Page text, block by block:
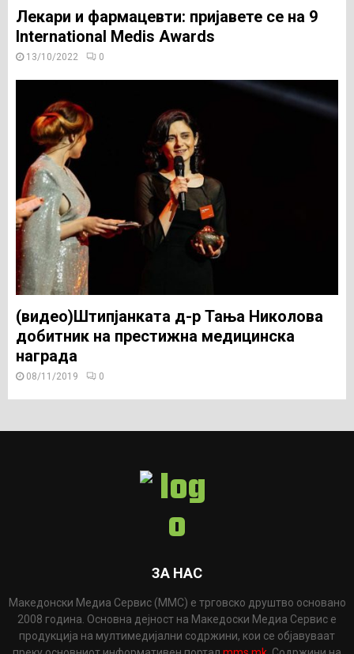
Лекари и фармацевти: пријавете се на 9
International Medis Awards
13/10/2022 0
(видео)Штипјанката д-р Тања Николова
добитник на престижна медицинска
награда
08/11/2019 0
ЗА НАС
Македонски Медиа Сервис (ММС) е трговско друштво основано
2008 година. Основна дејност на Македоски Медиа Сервис е
продукција на мултимедијални содржини, кои се објавуваат